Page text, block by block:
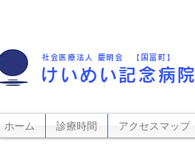
社会医療法人 慶明会 【国富町】
けいめい記念病院
ホーム 診療時間 アクセスマップ